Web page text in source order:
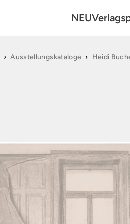
NEU
Reihen
› Ausstellungskataloge › Heidi